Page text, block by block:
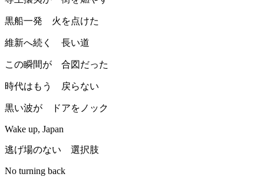
黒船一発 火を点けた
維新へ続く 長い道
この瞬間が 合図だった
時代はもう 戻らない
黒い波が ドアをノック
Wake up, Japan
逃げ場のない 選択肢
No turning back